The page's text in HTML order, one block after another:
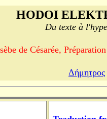
HODOI
Du texte à
de Césarée,
Δήμητρος